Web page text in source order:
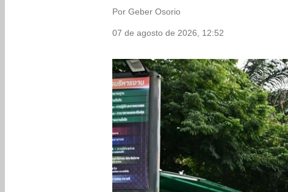
Por Geber Osorio
07 de agosto de 2026, 12:52